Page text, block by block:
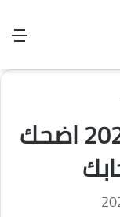
الغاز مضحكة جديدة 2023 اضحك